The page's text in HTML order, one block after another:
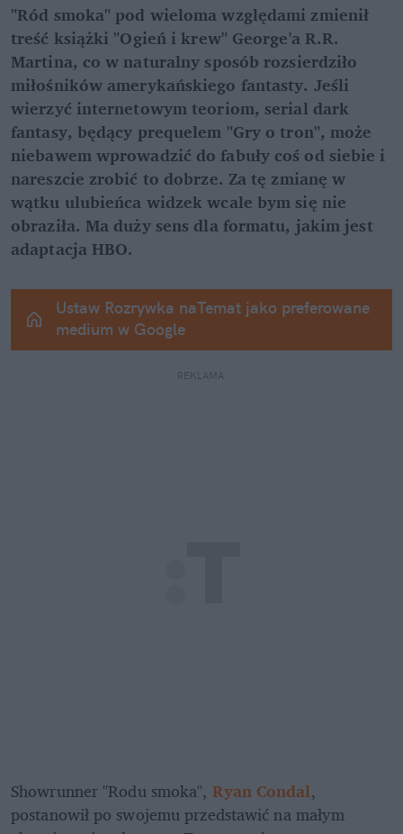
"Ród smoka" pod wieloma względami zmienił
treść książki "Ogień i krew" George'a R.R.
Martina, co w naturalny sposób rozsierdziło
miłośników amerykańskiego fantasty. Jeśli
wierzyć internetowym teoriom, serial dark
fantasy, będący prequelem "Gry o tron", może
niebawem wprowadzić do fabuły coś od siebie i
nareszcie zrobić to dobrze. Za tę zmianę w
wątku ulubieńca widzek wcale bym się nie
obraziła. Ma duży sens dla formatu, jakim jest
adaptacja HBO.
Ustaw Rozrywka naTemat jako preferowane
medium w Google
REKLAMA
Showrunner "Rodu smoka", Ryan Condal,
postanowił po swojemu przedstawić na małym